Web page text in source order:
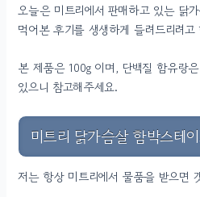
오늘은 미트리에서 판매하고 있는 닭
먹어본 후기를 생생하게 들려드리려고
본 제품은 100g 이며, 단백질 함유랑
있으니 참고해주세요.
미트리 닭가슴살 함박스테
저는 항상 미트리에서 물품을 받으면